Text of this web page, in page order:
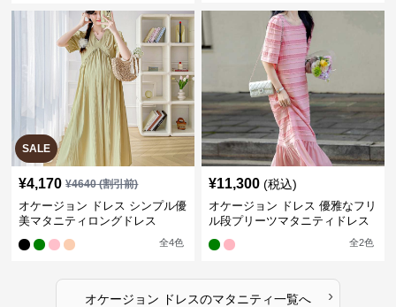
SALE
¥4,170 ¥4640(割引前)
オケージョン ドレス シンプル優
美マタニティロングドレス
全4色
¥11,300 (税込)
オケージョン ドレス 優雅なフリ
ル段プリーツマタニティドレス
全2色
オケージョン ドレスのマタニティ一覧へ ›